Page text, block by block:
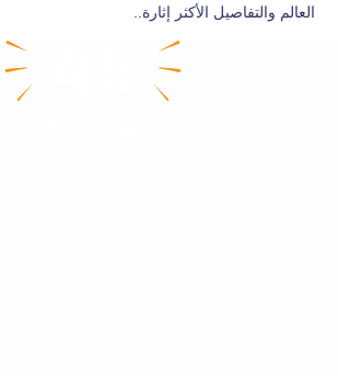
العالم والتفاصيل الأكثر إثارة..